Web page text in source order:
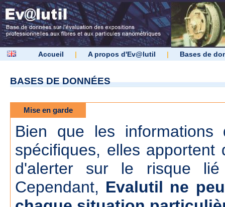
Accueil | A propos d'Ev@lutil | Bases de
BASES DE DONNÉES
Mise en garde
Bien que les informations
spécifiques, elles
d'alerter sur le risque
Cependant, Evalutil ne